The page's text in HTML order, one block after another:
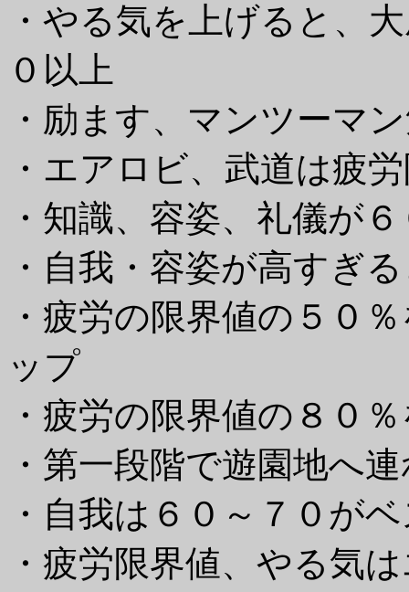
・やる気を上げると、
０以上
・励ます、マンツーマ
・エアロビ、武道は疲
・知識、容姿、礼儀が
・自我・容姿が高すぎ
・疲労の限界値の５０
ップ
・疲労の限界値の８０
・第一段階で遊園地へ
・自我は６０～７０が
・疲労限界値、やる気